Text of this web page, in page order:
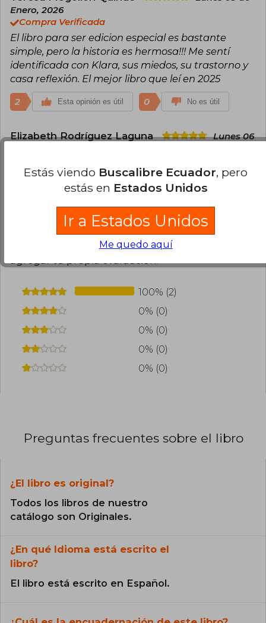
Enero, 2026
Compra Verificada
El libro para ser edicion especial es bastante
simple, pero la historia es hermosa!!! Me sentí
identificada con Klara, sus miedos, su trastorno y
casa reflexión. El mejor libro que leí en 2025
2 Esta opinión es útil 0 No es útil
Elizabeth Rodríguez Laguna
Lunes 06
Súper lindo el libro y los detalles de la portada me
encantaron me llegó en perfecto estado.
Esta opinión es útil No es útil
¿Leíste este libro? Inicia sesiónpara poder
agregar tu propia evaluación.
100% (2)
0% (0)
0% (0)
0% (0)
0% (0)
Preguntas frecuentes sobre el libro
¿El libro es original?
Todos los libros de nuestro
catálogo son Originales.
¿En qué Idioma está escrito el
libro?
El libro está escrito en Español.
Estás viendo Buscalibre Ecuador, pero
estás en Estados Unidos
Ir a Estados Unidos
Me quedo aquí